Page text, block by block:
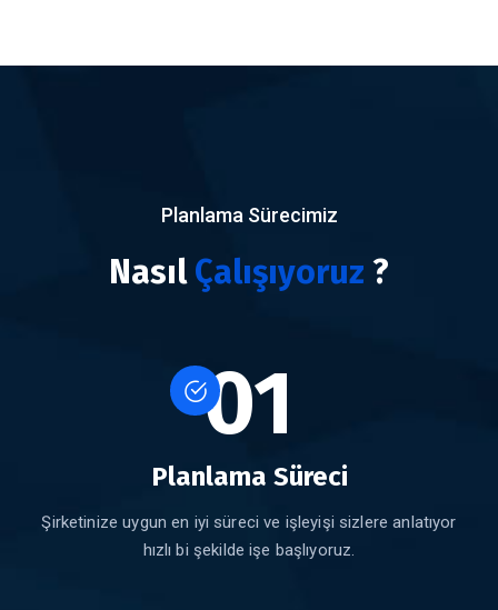
Planlama Sürecimiz
NasılÇalışıyoruz ?
01
Planlama Süreci
Şirketinize uygun en iyi süreci ve işleyişi sizlere anlatıyor
hızlı bi şekilde işe başlıyoruz.